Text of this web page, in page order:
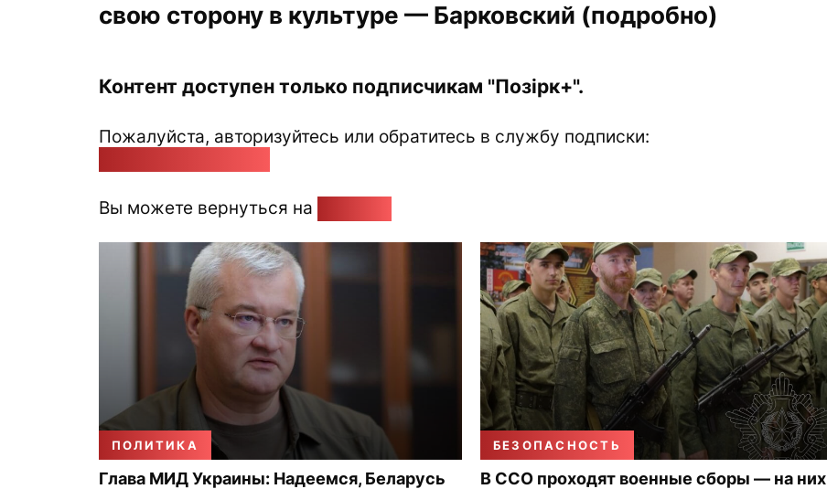
свою сторону в культуре — Барковский (подробно)
Контент доступен только подписчикам "Позірк+".
Пожалуйста, авторизуйтесь или обратитесь в службу подписки:
Вы можете вернуться на
ПОЛИТИКА
Глава МИД Украины: Надеемся, Беларусь
БЕЗОПАСНОСТЬ
В ССО проходят военные сборы — на них